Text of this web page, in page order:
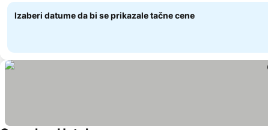
Izaberi datume da bi se prikazale tačne cene